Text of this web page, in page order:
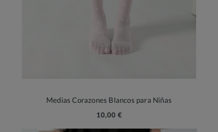
Medias Corazones Blancos para Niñas
10,00 €